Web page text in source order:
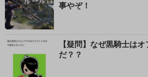
事やぞ！
【疑問】なぜ黒騎士は
だ？？